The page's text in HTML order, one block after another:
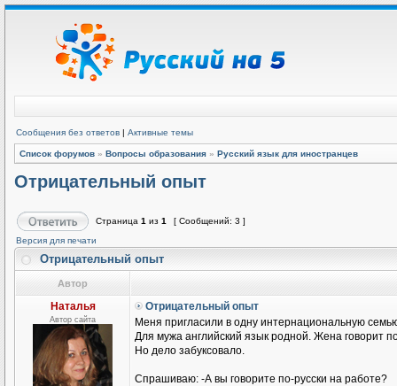
Сообщения без ответов | Активные темы
Список форумов » Вопросы образования » Русский язык для иностранцев
Отрицательный опыт
Страница 1 из 1
[ Сообщений: 3 ]
Версия для печати
Отрицательный опыт
Автор
Наталья
Автор сайта
Отрицательный опыт
Меня пригласили в одну интернациональную
Для мужа английский язык родной. Жена говорит
Но дело забуксовало.
Спрашиваю: -А вы говорите по-русски на работе?